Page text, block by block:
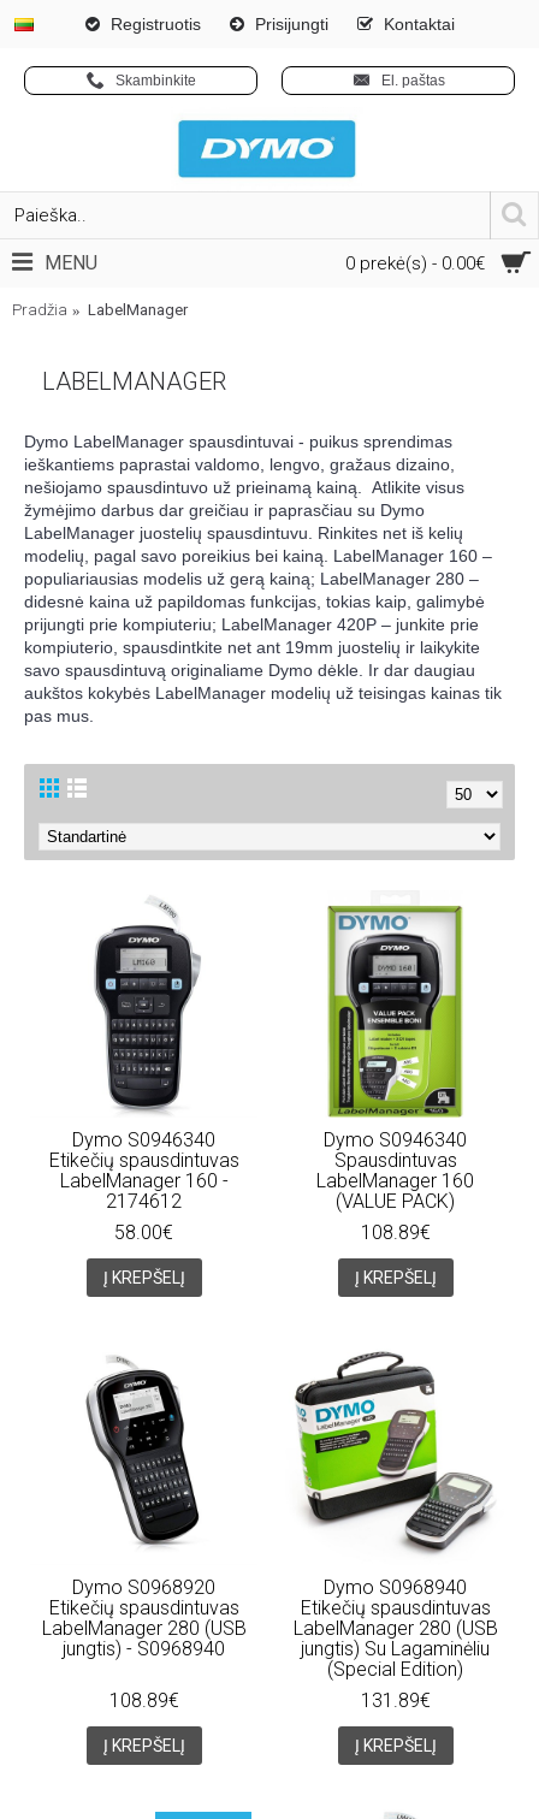
Registruotis Prisijungti Kontaktai
Skambinkite El. paštas
0 prekė(s) - 0.00€
MENU
Pradžia LabelManager
LABELMANAGER
Dymo LabelManager spausdintuvai - puikus sprendimas
ieškantiems paprastai valdomo, lengvo, gražaus dizaino,
nešiojamo spausdintuvo už prieinamą kainą. Atlikite visus
žymėjimo darbus dar greičiau ir paprasčiau su Dymo
LabelManager juostelių spausdintuvu. Rinkites net iš kelių
modelių, pagal savo poreikius bei kainą. LabelManager 160 –
populiariausias modelis už gerą kainą; LabelManager 280 –
didesnė kaina už papildomas funkcijas, tokias kaip, galimybė
prijungti prie kompiuteriu; LabelManager 420P – junkite prie
kompiuterio, spausdintkite net ant 19mm juostelių ir laikykite
savo spausdintuvą originaliame Dymo dėkle. Ir dar daugiau
aukštos kokybės LabelManager modelių už teisingas kainas tik
pas mus.
Dymo S0946340
Etikečių spausdintuvas
LabelManager 160 -
2174612
58.00€
Į KREPŠELĮ
Dymo S0946340
Spausdintuvas
LabelManager 160
(VALUE PACK)
108.89€
Į KREPŠELĮ
Dymo S0968920
Etikečių spausdintuvas
LabelManager 280 (USB
jungtis) - S0968940
108.89€
Į KREPŠELĮ
Dymo S0968940
Etikečių spausdintuvas
LabelManager 280 (USB
jungtis) Su Lagaminėliu
(Special Edition)
131.89€
Į KREPŠELĮ